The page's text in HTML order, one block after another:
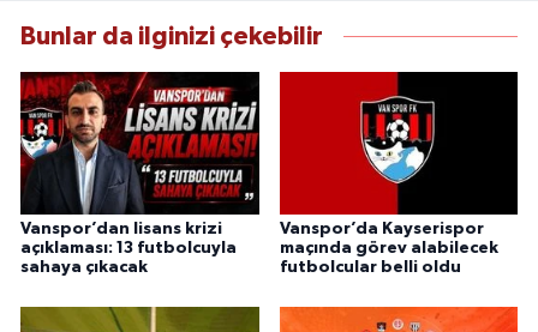
bilgilendirmektedir.
Bunlar da ilginizi çekebilir
Vanspor’dan lisans krizi
açıklaması: 13 futbolcuyla
sahaya çıkacak
Vanspor’da Kayserispor
maçında görev alabilecek
futbolcular belli oldu